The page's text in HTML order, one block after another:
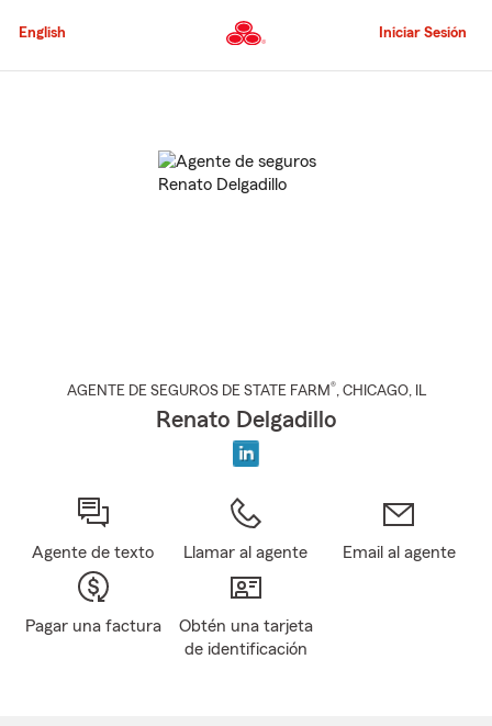
al
principal
English Iniciar Sesión
AGENTE DE SEGUROS DE STATE FARM®, CHICAGO, IL
Renato Delgadillo
Agente de texto Llamar al agente Email al agente
Pagar una factura
Obtén una tarjeta
de identificación